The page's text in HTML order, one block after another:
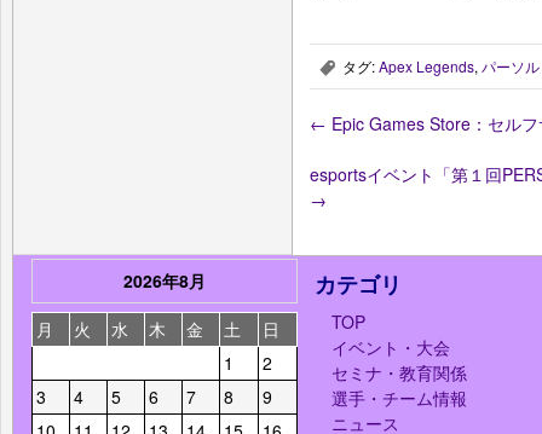
, タグ:Apex Legends, パーソル
← Epic Games Store：セル
esportsイベント「第１回
→
2026年8月
月
火 水 木 金 土
日
1
2
3
4 5 6 7 8
9
カテゴリ
TOP
イベント・大会
セミナ・教育関係
選手・チーム情報
ニュース